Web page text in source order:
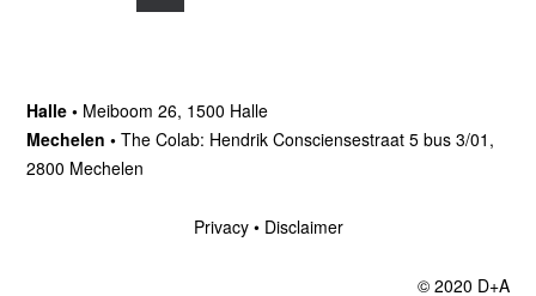
Halle • Meiboom 26, 1500 Halle
Mechelen •The Colab: Hendrik Consciensestraat 5 bus 3/01,
2800 Mechelen
Privacy• Disclaimer
© 2020 D+A